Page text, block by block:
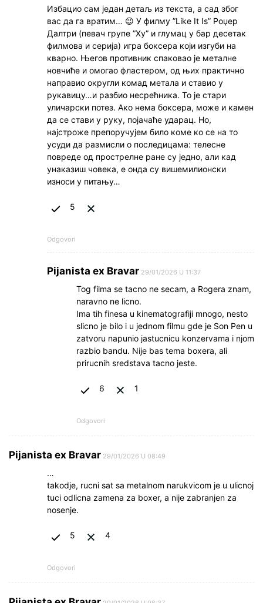
Избацио сам један детаљ из текста, а сад због
вас да га вратим… 😉 У филму ”Like It Is” Роџер
Далтри (певач групе ”Ху” и глумац у бар десетак
филмова и серија) игра боксера који изгуби на
кварно. Његов противник спаковао је металне
новчиће и омогао фластером, од њих практично
направио округли комад метала и ставио у
рукавицу…и разбио несрећника. То је стари
уличарски потез. Ако нема боксера, може и камен
да се стави у руку, појачаће ударац. Но,
најстроже препоручујем било коме ко се на то
усуди да размисли о последицама: телесне
повреде од прострелне ране су једно, али кад
унаказиш човека, е онда су вишемилионски
износи у питању…
5
Odgovori
Pijanista ex Bravar 29/01/2026 U 11:37
Tog filma se tacno ne secam, a Rogera znam,
naravno ne licno.
Ima tih finesa u kinematografiji mnogo, nesto
slicno je bilo i u jednom filmu gde je Son Pen u
zatvoru napunio jastucnicu konzervama i njom
razbio bandu. Nije bas tema boxera, ali
prirucnih sredstava tacno jeste.
6 1
Odgovori
Pijanista ex Bravar 29/01/2026 U 08:49
…
takodje, rucni sat sa metalnom narukvicom je u ulicnoj
tuci odlicna zamena za boxer, a nije zabranjen za
nosenje.
5 4
Odgovori